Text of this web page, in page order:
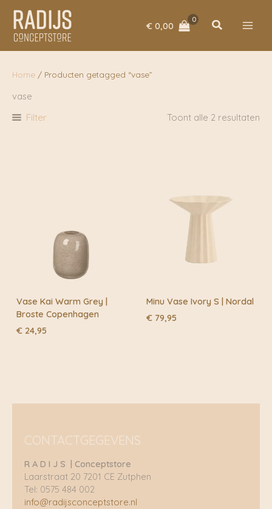
naar
inhoud
€ 0,00 Zoeken
Home / Producten getagged “vase”
vase
Filter Toont alle 2 resultaten
Vase Kai Warm Grey |
Broste Copenhagen
€ 24,95
Minu Vase Ivory S | Nordal
€ 79,95
CONTACTGEGEVENS
R A D I J S | Conceptstore
Laarstraat 20 7201 CE Zutphen
Tel: 0575 484 002
info@radijsconceptstore.nl